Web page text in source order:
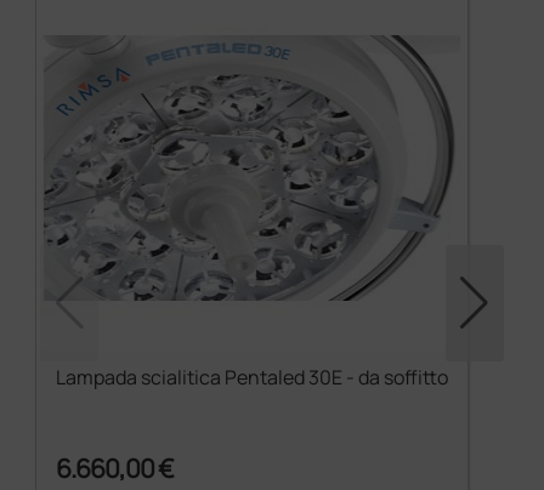
Lampada scialitica Pentaled 30E - da soffitto
6.660,00 €